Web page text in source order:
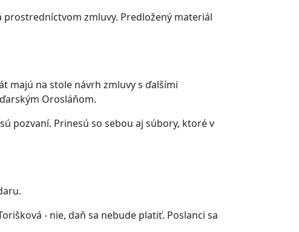
prostredníctvom zmluvy. Predložený materiál
majú na stole návrh zmluvy s ďalšími
Orosláňom.
pozvaní. Prinesú so sebou aj súbory, ktoré v
- nie, daň sa nebude platiť. Poslanci sa